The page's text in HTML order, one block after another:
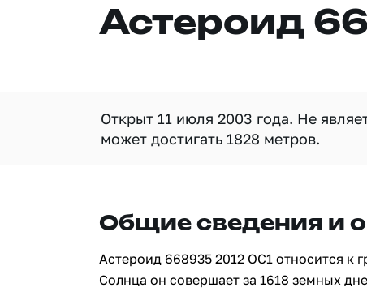
Астероид
Открыт 11 июля 2003 года. Не
может достигать 1828 метров.
Общие сведения и
Астероид 668935 2012 OC1 относится к
Солнца он совершает за 1618 земных